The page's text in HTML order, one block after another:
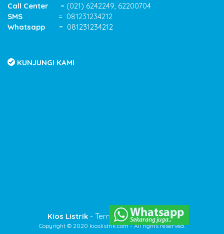
Call Center = (021) 6242249, 62200704
SMS = 081231234212
Whatsapp = 081231234212
KUNJUNGI KAMI
Kios Listrik- Termurah & Terpercaya
Copyright © 2020 kioslistrik.com - All rights reserved.